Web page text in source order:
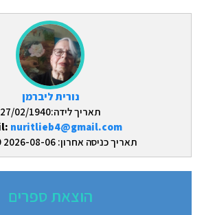
נורית ליברמן
תאריך לידה:27/02/1940
nuritlieb4@gmail.com
תאריך כניסה אחרון: 2026-08-06 19:32:49
הוצאת ספרים